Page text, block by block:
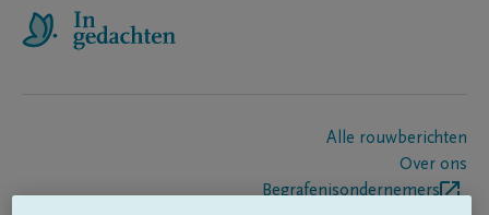
Alle rouwberichten
Over ons
Begrafenisondernemers